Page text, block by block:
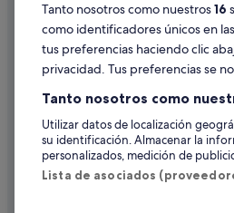
Hoteles cerca de Illa da
Nh Hotels en Isla de La
Ardia hoteles
Hoteles para ir de
Nh Hotels en O Grove
Casas rurales en Isla de La
Condominios en Isla de La
Prensa
Tanto nosotros como nuestros16
como identificadores únicos en
tus preferencias haciendo clic
privacidad. Tus preferencias se
Tanto nosotros como
Utilizar datos de localización
su identificación. Almacenar la
personalizados, medición de
Lista de asociados